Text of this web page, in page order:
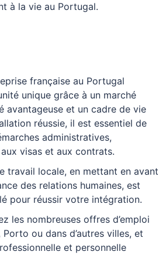
à la vie au Portugal.
française au Portugal
unique grâce à un marché
avantageuse et un cadre de vie
réussie, il est essentiel de
administratives,
visas et aux contrats.
travail locale, en mettant en avant
des relations humaines, est
pour réussir votre intégration.
les nombreuses offres d’emploi
ou dans d’autres villes, et
et personnelle